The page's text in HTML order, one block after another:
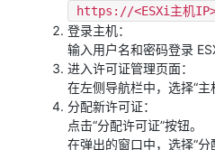
https://<ESXi主机
登录主机：
输入用户名和密码登录
进入许可证管理页面：
在左侧导航栏中，选择“主
分配新许可证：
点击“分配许可证”按钮。
在弹出的窗口中，选择“分